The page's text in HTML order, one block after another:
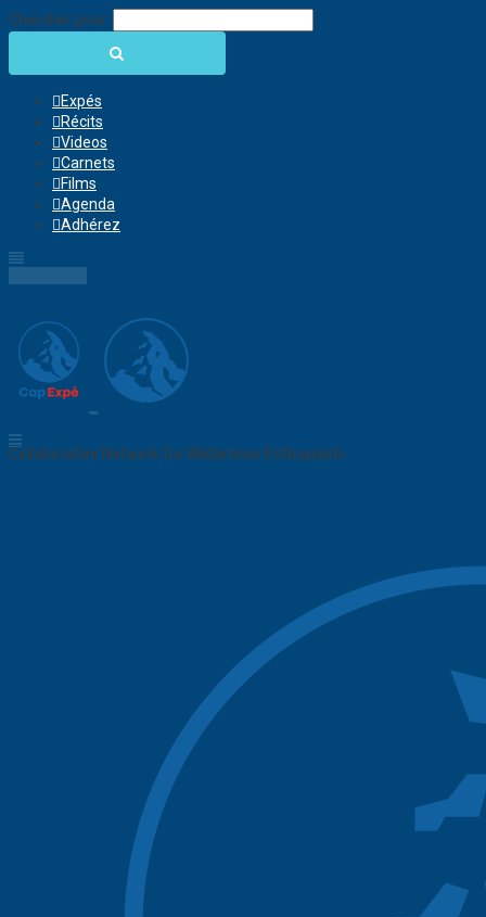
Chercher pour:
Expés
Récits
Videos
Carnets
Films
Agenda
Adhérez
Collaborative Network for Wilderness Enthusiasts